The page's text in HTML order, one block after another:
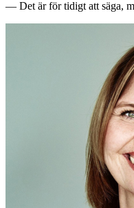
— Det är för tidigt att säga,